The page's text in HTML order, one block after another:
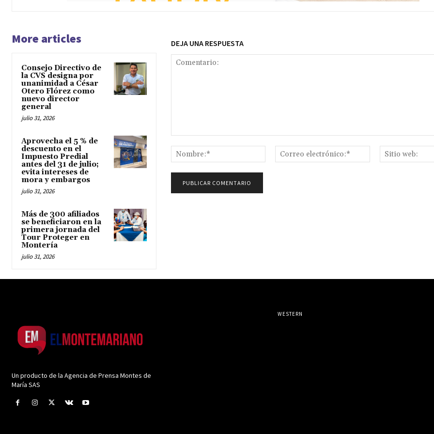
More articles
Consejo Directivo de
la CVS designa por
unanimidad a César
Otero Flórez como
nuevo director
general
julio 31, 2026
Aprovecha el 5 % de
descuento en el
Impuesto Predial
antes del 31 de julio;
evita intereses de
mora y embargos
julio 31, 2026
Más de 300 afiliados
se beneficiaron en la
primera jornada del
Tour Proteger en
Montería
julio 31, 2026
DEJA UNA RESPUESTA
Nombre:*
Correo
electrónico:*
Un producto de la Agencia de Prensa Montes de
María SAS
WESTERN